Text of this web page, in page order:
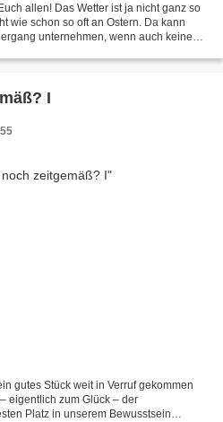
allen! Das Wetter ist ja nicht ganz so
wie schon so oft an Ostern. Da kann
unternehmen, wenn auch keinen
I
gutes Stück weit in Verruf gekommen
eigentlich zum Glück – der
Platz in unserem Bewusstsein